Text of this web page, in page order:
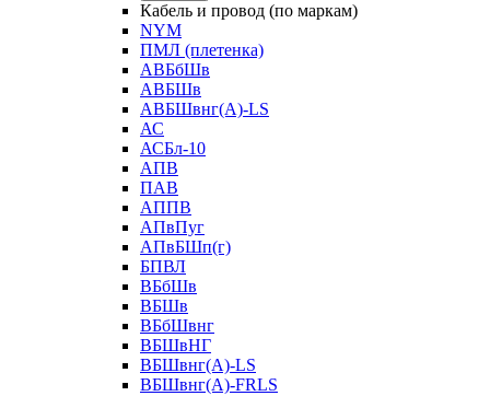
Кабель и провод (по маркам)
NYM
ПМЛ (плетенка)
АВБбШв
АВБШв
АВБШвнг(А)-LS
АС
АСБл-10
АПВ
ПАВ
АППВ
АПвПуг
АПвБШп(г)
БПВЛ
ВБбШв
ВБШв
ВБбШвнг
ВБШвНГ
ВБШвнг(А)-LS
ВБШвнг(А)-FRLS